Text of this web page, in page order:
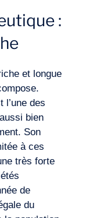
:
et longue
l’une des
bien
Son
à ces
très forte
de
du